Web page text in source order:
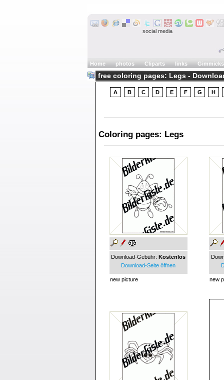
social media
Home photos Cliparts links Gimmicks
free coloring pages: Legs -
A B C D E F G H
Coloring pages: Legs
Download-Gebühr: Kostenlos
Download-Seite öffnen
new picture new